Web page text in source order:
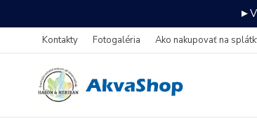
Kontakty Fotogaléria Ako nakupovať na